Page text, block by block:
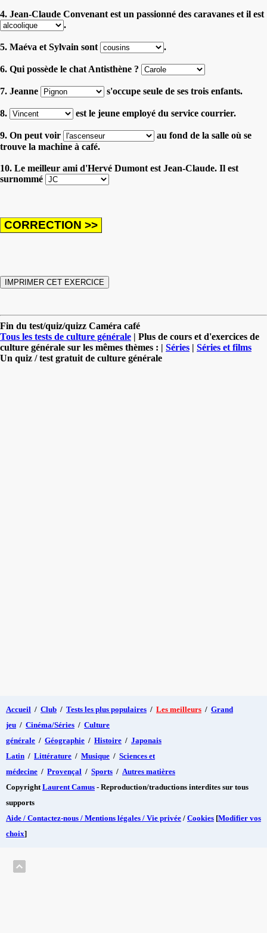
4. Jean-Claude Convenant est un passionné des caravanes et il est
.
5. Maéva et Sylvain sont .
6. Qui possède le chat Antisthène ?
7. Jeanne s'occupe seule de ses trois enfants.
8. est le jeune employé du service courrier.
9. On peut voir
au fond de la salle où se
trouve la machine à café.
10. Le meilleur ami d'Hervé Dumont est Jean-Claude. Il est
surnommé
Fin du test/quiz/quizz Caméra café
Tous les tests de culture générale | Plus de cours et d'exercices de
culture générale sur les mêmes thèmes : | Séries | Séries et films
Un quiz / test gratuit de culture générale
Accueil / Club / Tests les plus populaires / Les meilleurs / Grand
jeu / Cinéma/Séries / Culture
générale / Géographie / Histoire / Japonais
Latin / Littérature / Musique / Sciences et
médecine / Provençal / Sports / Autres matières
Copyright Laurent Camus - Reproduction/traductions interdites sur tous
supports
Aide / Contactez-nous / Mentions légales / Vie privée / Cookies [Modifier vos
choix]